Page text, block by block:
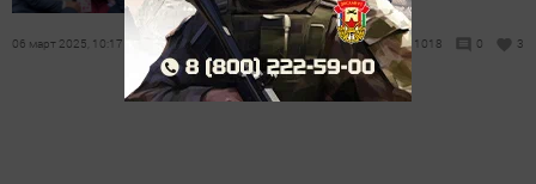
06 март 2025, 10:17 1018 0 3